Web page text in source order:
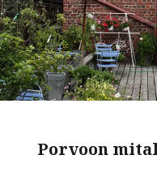
Porvoon